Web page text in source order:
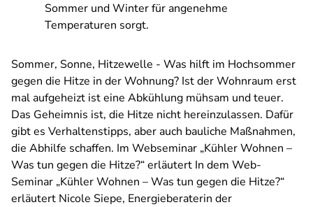
Sommer und Winter für angenehme
Temperaturen sorgt.
Sommer, Sonne, Hitzewelle - Was hilft im Hochsommer
gegen die Hitze in der Wohnung? Ist der Wohnraum erst
mal aufgeheizt ist eine Abkühlung mühsam und teuer.
Das Geheimnis ist, die Hitze nicht hereinzulassen. Dafür
gibt es Verhaltenstipps, aber auch bauliche Maßnahmen,
die Abhilfe schaffen. Im Webseminar „Kühler Wohnen –
Was tun gegen die Hitze?“ erläutert In dem Web-
Seminar „Kühler Wohnen – Was tun gegen die Hitze?“
erläutert Nicole Siepe, Energieberaterin der